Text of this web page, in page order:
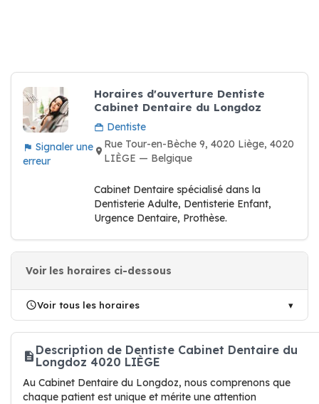
Signaler une
erreur
Horaires d'ouverture Dentiste
Cabinet Dentaire du Longdoz
Dentiste
Rue Tour-en-Bèche 9, 4020 Liège, 4020
LIÈGE — Belgique
Cabinet Dentaire spécialisé dans la
Dentisterie Adulte, Dentisterie Enfant,
Urgence Dentaire, Prothèse.
Voir les horaires ci-dessous
Voir tous les horaires
Description de Dentiste Cabinet Dentaire du
Longdoz 4020 LIÈGE
Au Cabinet Dentaire du Longdoz, nous comprenons que
chaque patient est unique et mérite une attention